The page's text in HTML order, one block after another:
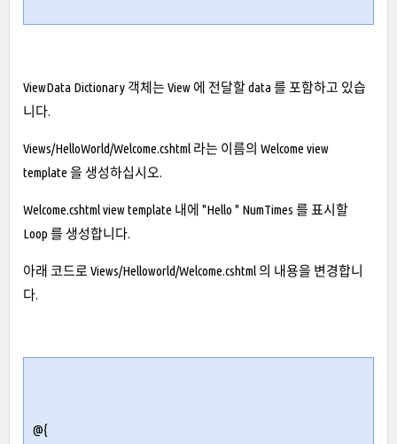
ViewData Dictionary 객체는 View 에 전달할 data 를 포함하고 있습
니다.
Views/HelloWorld/Welcome.cshtml 라는 이름의 Welcome view
template 을 생성하십시오.
Welcome.cshtml view template 내에 "Hello " NumTimes 를 표시할
Loop 를 생성합니다.
아래 코드로 Views/Helloworld/Welcome.cshtml 의 내용을 변경합니
다.
@{